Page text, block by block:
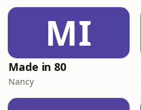
MI
Made in 80
Nancy